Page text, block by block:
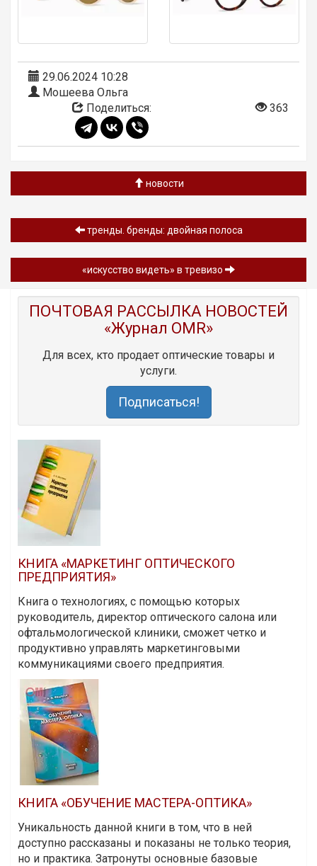
29.06.2024 10:28
Мошеева Ольга
Поделиться:
363
новости
тренды. бренды: двойная полоса
«искусство видеть» в тревизо
ПОЧТОВАЯ РАССЫЛКА НОВОСТЕЙ
«Журнал OMR»
Для всех, кто продает оптические товары и
услуги.
Подписаться!
КНИГА «МАРКЕТИНГ ОПТИЧЕСКОГО
ПРЕДПРИЯТИЯ»
Книга о технологиях, с помощью которых
руководитель, директор оптического салона или
офтальмологической клиники, сможет четко и
продуктивно управлять маркетинговыми
коммуникациями своего предприятия.
КНИГА «ОБУЧЕНИЕ МАСТЕРА-ОПТИКА»
Уникальность данной книги в том, что в ней
доступно рассказаны и показаны не только теория,
но и практика. Затронуты основные базовые